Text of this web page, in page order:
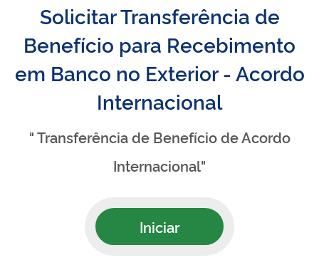
Solicitar Transferência de
Benefício para Recebimento
em Banco no Exterior - Acordo
Internacional
" Transferência de Benefício de Acordo
Internacional"
Iniciar